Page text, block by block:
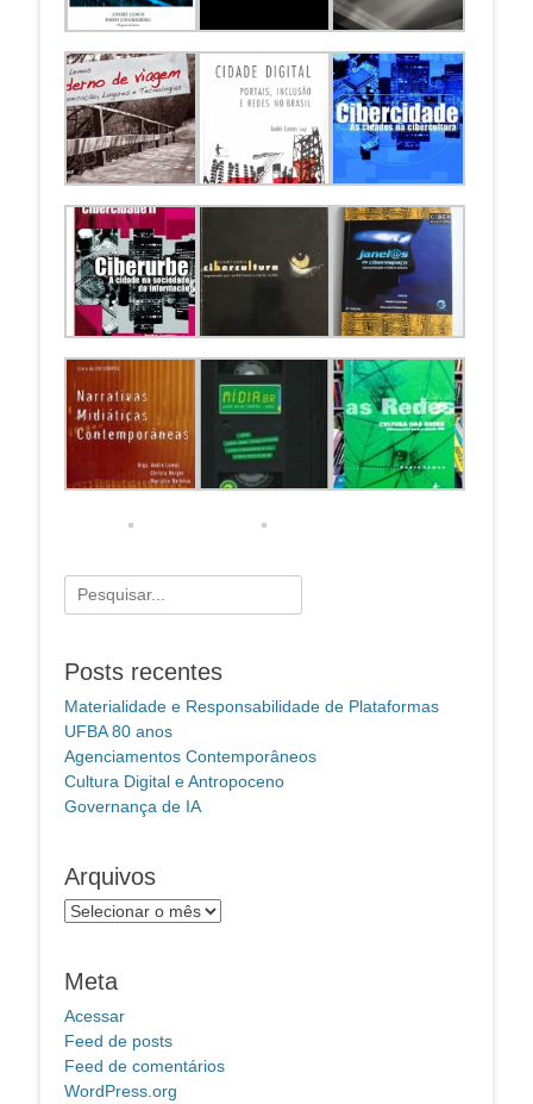
Pesquisar
por:
Posts recentes
Materialidade e Responsabilidade de Plataformas
UFBA 80 anos
Agenciamentos Contemporâneos
Cultura Digital e Antropoceno
Governança de IA
Arquivos
Arquivos
Meta
Acessar
Feed de posts
Feed de comentários
WordPress.org